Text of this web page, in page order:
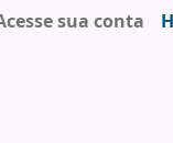
sua conta